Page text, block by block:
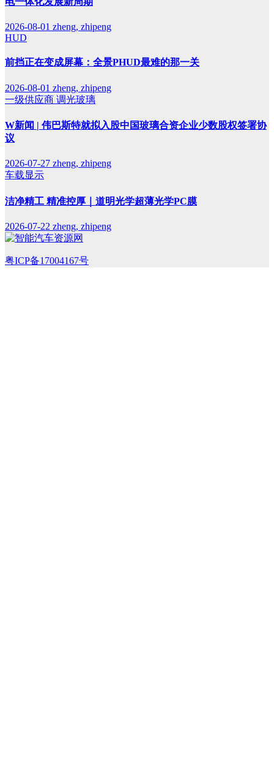
2026-08-01 zheng, zhipeng
HUD
前挡正在变成屏幕：全景PHUD最难的那一关
2026-08-01 zheng, zhipeng
一级供应商 调光玻璃
W新闻 | 伟巴斯特就拟入股中国玻璃合资企业少数股权签署协
议
2026-07-27 zheng, zhipeng
车载显示
洁净精工 精准控厚｜道明光学超薄光学PC膜
2026-07-22 zheng, zhipeng
粤ICP备17004167号